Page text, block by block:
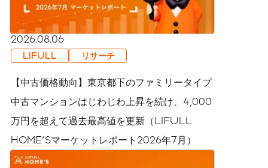
2026.08.06
LIFULL リサーチ
【中古価格動向】東京都下のファミリータイプ
中古マンションはじわじわ上昇を続け、4,000
万円を超えて過去最高値を更新（LIFULL
HOME'Sマーケットレポート2026年7月）